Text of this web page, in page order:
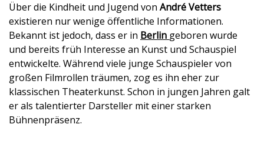
Über die Kindheit und Jugend von André Vetters
existieren nur wenige öffentliche Informationen.
Bekannt ist jedoch, dass er in Berlin geboren wurde
und bereits früh Interesse an Kunst und Schauspiel
entwickelte. Während viele junge Schauspieler von
großen Filmrollen träumen, zog es ihn eher zur
klassischen Theaterkunst. Schon in jungen Jahren galt
er als talentierter Darsteller mit einer starken
Bühnenpräsenz.